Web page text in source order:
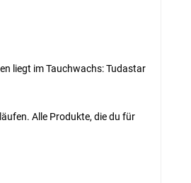
liegt im Tauchwachs: Tudastar
Alle Produkte, die du für